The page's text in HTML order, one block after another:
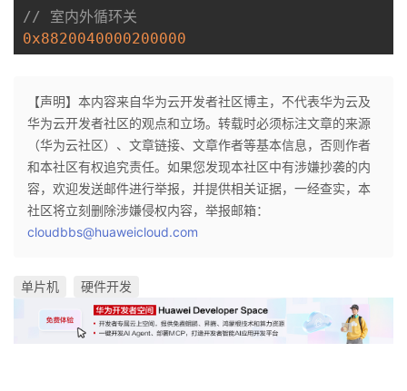
// 室内外循环关
0x8820040000200000
【声明】本内容来自华为云开发者社区博主，不代表华为云及
华为云开发者社区的观点和立场。转载时必须标注文章的来源
（华为云社区）、文章链接、文章作者等基本信息，否则作者
和本社区有权追究责任。如果您发现本社区中有涉嫌抄袭的内
容，欢迎发送邮件进行举报，并提供相关证据，一经查实，本
社区将立刻删除涉嫌侵权内容，举报邮箱：
cloudbbs@huaweicloud.com
单片机 硬件开发